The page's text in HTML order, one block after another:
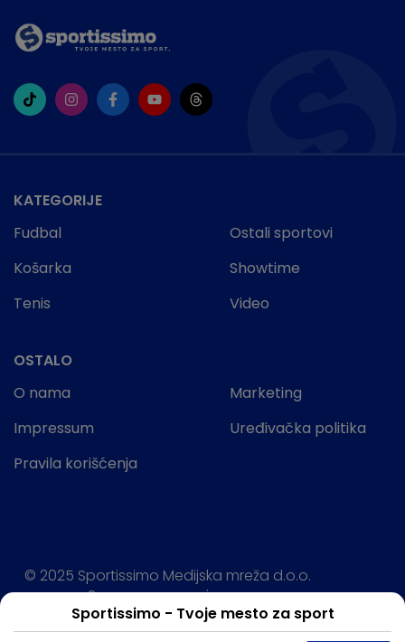
Sportissimo - Tvoje mesto za sport
KATEGORIJE
Fudbal
Košarka
Tenis
Ostali sportovi
Showtime
Video
OSTALO
O nama
Impressum
Pravila korišćenja
Marketing
Uređivačka politika
© 2025 Sportissimo Medijska mreža d.o.o.
Sva prava rezervisana.
Powered by: